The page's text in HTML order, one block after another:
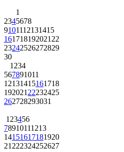
1
2345678
9101112131415
161718192021 22
23242526272829
30
1 234
567891011
12131415161718
192021 22232425
262728293031
1 23456
78910111213
14151617181920
21 222324252627